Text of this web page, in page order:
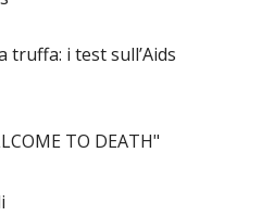
truffa: i test sull’Aids
TO DEATH"